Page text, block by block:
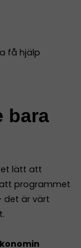
få hjälp
bara
lätt att
programmet
det är värt